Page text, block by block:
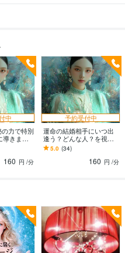
中
の力で特別
きます
る、あ
来を細
160 円 /分
予約受付中
運命の結婚相手にいつ出
逢う？どんな人？を視ま
す ご縁にたどり着くまで
の流れやアドバイスまで
5.0 (34)
160 円 /分